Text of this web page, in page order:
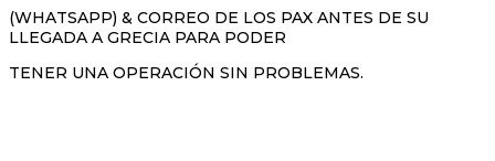
(WHATSAPP) & CORREO DE LOS PAX ANTES DE SU
LLEGADA A GRECIA PARA PODER
TENER UNA OPERACIÓN SIN PROBLEMAS.